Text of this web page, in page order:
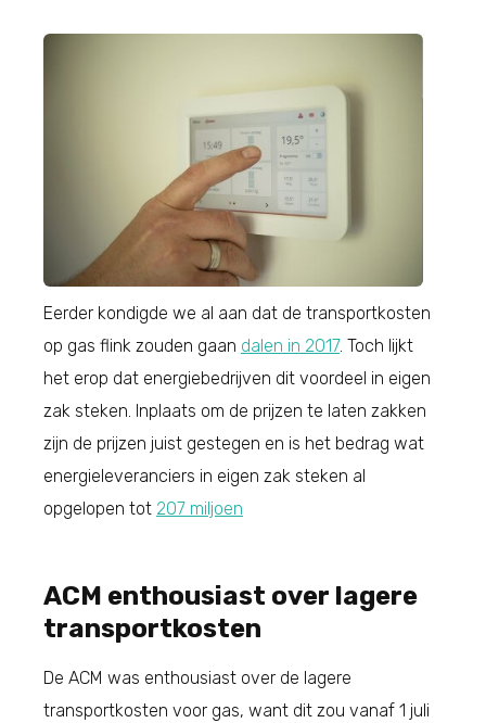
Eerder kondigde we al aan dat de transportkosten
op gas flink zouden gaan dalen in 2017. Toch lijkt
het erop dat energiebedrijven dit voordeel in eigen
zak steken. Inplaats om de prijzen te laten zakken
zijn de prijzen juist gestegen en is het bedrag wat
energieleveranciers in eigen zak steken al
opgelopen tot 207 miljoen
ACM enthousiast over lagere
transportkosten
De ACM was enthousiast over de lagere
transportkosten voor gas, want dit zou vanaf 1 juli